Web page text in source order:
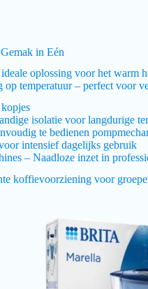
in Eén
oplossing voor het warm
temperatuur – perfect voor
isolatie voor langdurige
te bedienen
intensief dagelijks gebruik
– Naadloze inzet in
koffievoorziening voor